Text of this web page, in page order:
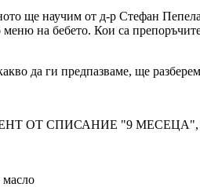
ще научим от д-р Стефан
на бебето. Кои са
да ги предпазваме, ще
"9 МЕСЕЦА", а
масло